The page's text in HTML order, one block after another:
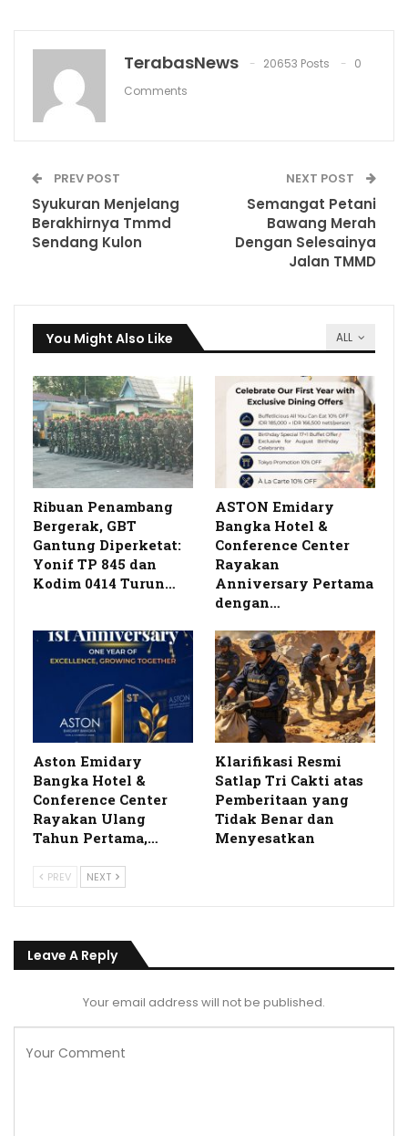
TerabasNews 20653 Posts
0
Comments
PREV POST
Syukuran Menjelang
Berakhirnya Tmmd
Sendang Kulon
NEXT POST
Semangat Petani
Bawang Merah
Dengan Selesainya
Jalan TMMD
ALL
You Might Also Like
Ribuan Penambang
Bergerak, GBT
Gantung Diperketat:
Yonif TP 845 dan
Kodim 0414 Turun…
ASTON Emidary
Bangka Hotel &
Conference Center
Rayakan
Anniversary Pertama
dengan…
Aston Emidary
Bangka Hotel &
Conference Center
Rayakan Ulang
Tahun Pertama,…
Klarifikasi Resmi
Satlap Tri Cakti atas
Pemberitaan yang
Tidak Benar dan
Menyesatkan
PREV NEXT
Leave A Reply
Your email address will not be published.